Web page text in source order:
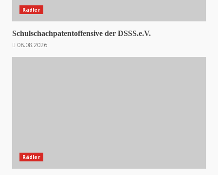
Rädler
Schulschachpatentoffensive der DSSS.e.V.
08.08.2026
Rädler